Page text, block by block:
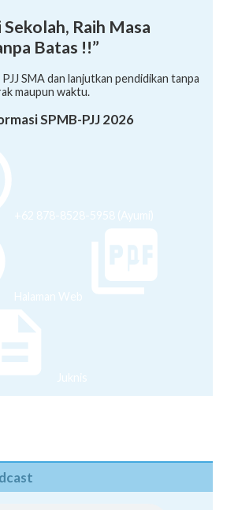
Sekolah, Raih Masa
Batas !!”
SMA dan lanjutkan pendidikan tanpa
maupun waktu.
SPMB-PJJ 2026
+62 878-8528-5958 (Ayumi)
Halaman Web
Juknis